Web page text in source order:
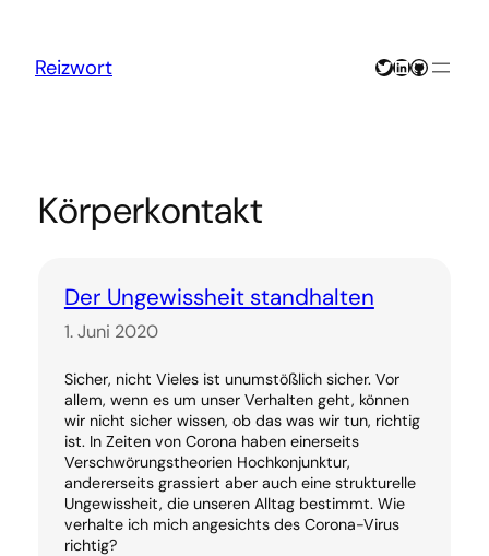
springen
Reizwort Twitter
LinkedIn
GitHub
Körperkontakt
Der Ungewissheit standhalten
1. Juni 2020
Sicher, nicht Vieles ist unumstößlich sicher. Vor
allem, wenn es um unser Verhalten geht, können
wir nicht sicher wissen, ob das was wir tun, richtig
ist. In Zeiten von Corona haben einerseits
Verschwörungstheorien Hochkonjunktur,
andererseits grassiert aber auch eine strukturelle
Ungewissheit, die unseren Alltag bestimmt. Wie
verhalte ich mich angesichts des Corona-Virus
richtig?